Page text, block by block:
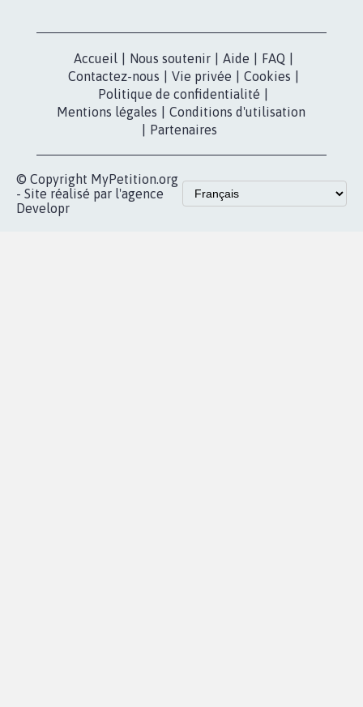
Accueil Nous soutenir Aide FAQ
Contactez-nous
Vie privée Cookies
Politique de confidentialité
Mentions légales
Conditions d'utilisation
Partenaires
© Copyright MyPetition.org
- Site réalisé par l'agence
Developr